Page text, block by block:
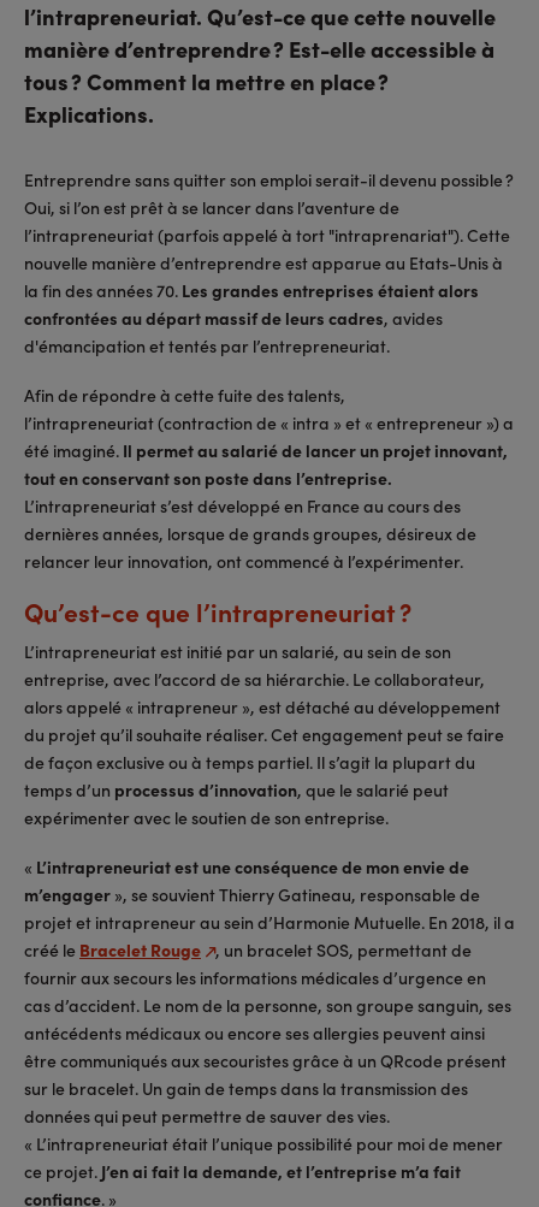
l’intrapreneuriat. Qu’est-ce que cette nouvelle
manière d’entreprendre ? Est-elle accessible à
tous ? Comment la mettre en place ?
Explications.
Entreprendre sans quitter son emploi serait-il devenu possible ?
Oui, si l’on est prêt à se lancer dans l’aventure de
l’intrapreneuriat (parfois appelé à tort "intraprenariat"). Cette
nouvelle manière d’entreprendre est apparue au Etats-Unis à
la fin des années 70. Les grandes entreprises étaient alors
confrontées au départ massif de leurs cadres, avides
d'émancipation et tentés par l’entrepreneuriat.
Afin de répondre à cette fuite des talents,
l’intrapreneuriat (contraction de « intra » et « entrepreneur ») a
été imaginé. Il permet au salarié de lancer un projet innovant,
tout en conservant son poste dans l’entreprise.
L’intrapreneuriat s’est développé en France au cours des
dernières années, lorsque de grands groupes, désireux de
relancer leur innovation, ont commencé à l’expérimenter.
Qu’est-ce que l’intrapreneuriat ?
L’intrapreneuriat est initié par un salarié, au sein de son
entreprise, avec l’accord de sa hiérarchie. Le collaborateur,
alors appelé « intrapreneur », est détaché au développement
du projet qu’il souhaite réaliser. Cet engagement peut se faire
de façon exclusive ou à temps partiel. Il s’agit la plupart du
temps d’un processus d’innovation, que le salarié peut
expérimenter avec le soutien de son entreprise.
« L’intrapreneuriat est une conséquence de mon envie de
m’engager », se souvient Thierry Gatineau, responsable de
projet et intrapreneur au sein d’Harmonie Mutuelle. En 2018, il a
créé le Bracelet Rouge , un bracelet SOS, permettant de
fournir aux secours les informations médicales d’urgence en
cas d’accident. Le nom de la personne, son groupe sanguin, ses
antécédents médicaux ou encore ses allergies peuvent ainsi
être communiqués aux secouristes grâce à un QRcode présent
sur le bracelet. Un gain de temps dans la transmission des
données qui peut permettre de sauver des vies.
« L’intrapreneuriat était l’unique possibilité pour moi de mener
ce projet. J’en ai fait la demande, et l’entreprise m’a fait
confiance. »